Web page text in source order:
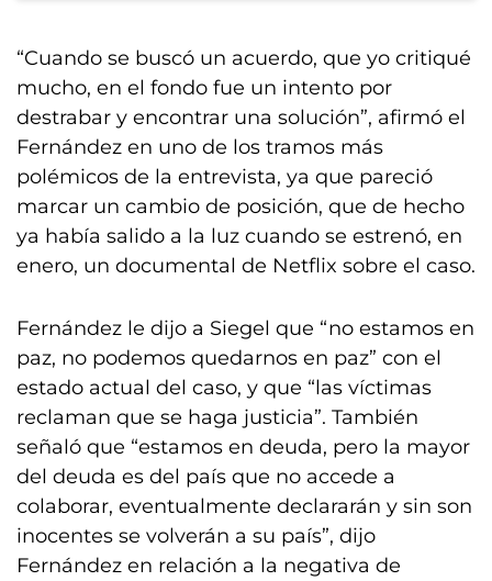
“Cuando se buscó un acuerdo, que yo critiqué
mucho, en el fondo fue un intento por
destrabar y encontrar una solución”, afirmó el
Fernández en uno de los tramos más
polémicos de la entrevista, ya que pareció
marcar un cambio de posición, que de hecho
ya había salido a la luz cuando se estrenó, en
enero, un documental de Netflix sobre el caso.
Fernández le dijo a Siegel que “no estamos en
paz, no podemos quedarnos en paz” con el
estado actual del caso, y que “las víctimas
reclaman que se haga justicia”. También
señaló que “estamos en deuda, pero la mayor
del deuda es del país que no accede a
colaborar, eventualmente declararán y sin son
inocentes se volverán a su país”, dijo
Fernández en relación a la negativa de